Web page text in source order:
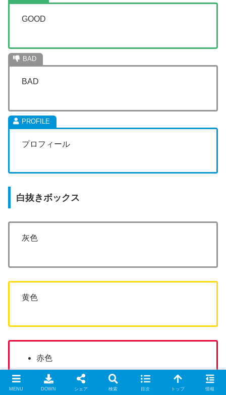
GOOD
BAD
プロフィール
白抜きボックス
灰色
黄色
赤色
箇条書き
MENU DOWN シェア 検索 目次 トップ 情報